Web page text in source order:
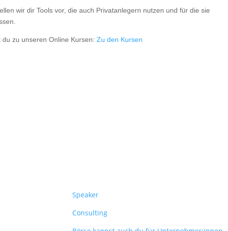
wir dir Tools vor, die auch Privatanlegern nutzen und für die sie
du zu unseren Online Kursen:Zu den Kursen
Speaker
Consulting